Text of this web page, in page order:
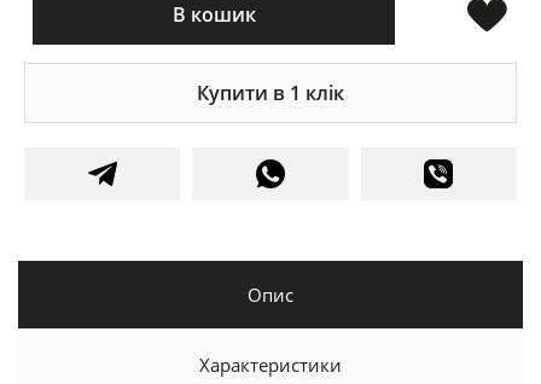
В кошик
Купити в 1 клік
Опис
Характеристики